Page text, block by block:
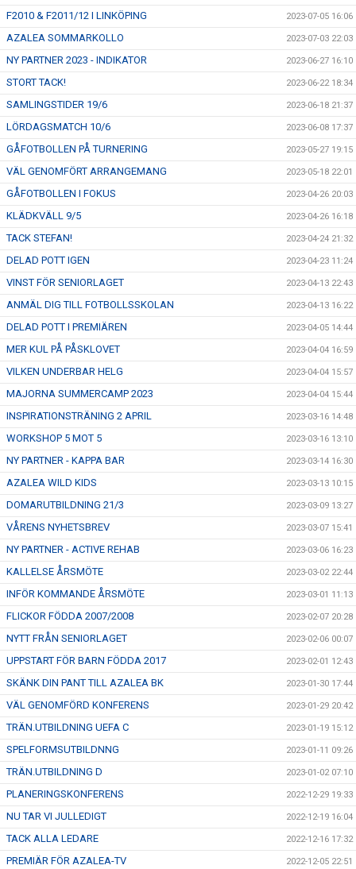
F2010 & F2011/12 I LINKÖPING 2023-07-05 16:06
AZALEA SOMMARKOLLO 2023-07-03 22:03
NY PARTNER 2023 - INDIKATOR 2023-06-27 16:10
STORT TACK! 2023-06-22 18:34
SAMLINGSTIDER 19/6 2023-06-18 21:37
LÖRDAGSMATCH 10/6 2023-06-08 17:37
GÅFOTBOLLEN PÅ TURNERING 2023-05-27 19:15
VÄL GENOMFÖRT ARRANGEMANG 2023-05-18 22:01
GÅFOTBOLLEN I FOKUS 2023-04-26 20:03
KLÄDKVÄLL 9/5 2023-04-26 16:18
TACK STEFAN! 2023-04-24 21:32
DELAD POTT IGEN 2023-04-23 11:24
VINST FÖR SENIORLAGET 2023-04-13 22:43
ANMÄL DIG TILL FOTBOLLSSKOLAN 2023-04-13 16:22
DELAD POTT I PREMIÄREN 2023-04-05 14:44
MER KUL PÅ PÅSKLOVET 2023-04-04 16:59
VILKEN UNDERBAR HELG 2023-04-04 15:57
MAJORNA SUMMERCAMP 2023 2023-04-04 15:44
INSPIRATIONSTRÄNING 2 APRIL 2023-03-16 14:48
WORKSHOP 5 MOT 5 2023-03-16 13:10
NY PARTNER - KAPPA BAR 2023-03-14 16:30
AZALEA WILD KIDS 2023-03-13 10:15
DOMARUTBILDNING 21/3 2023-03-09 13:27
VÅRENS NYHETSBREV 2023-03-07 15:41
NY PARTNER - ACTIVE REHAB 2023-03-06 16:23
KALLELSE ÅRSMÖTE 2023-03-02 22:44
INFÖR KOMMANDE ÅRSMÖTE 2023-03-01 11:13
FLICKOR FÖDDA 2007/2008 2023-02-07 20:28
NYTT FRÅN SENIORLAGET 2023-02-06 00:07
UPPSTART FÖR BARN FÖDDA 2017 2023-02-01 12:43
SKÄNK DIN PANT TILL AZALEA BK 2023-01-30 17:44
VÄL GENOMFÖRD KONFERENS 2023-01-29 20:42
TRÄN.UTBILDNING UEFA C 2023-01-19 15:12
SPELFORMSUTBILDNNG 2023-01-11 09:26
TRÄN.UTBILDNING D 2023-01-02 07:10
PLANERINGSKONFERENS 2022-12-29 19:33
NU TAR VI JULLEDIGT 2022-12-19 16:04
TACK ALLA LEDARE 2022-12-16 17:32
PREMIÄR FÖR AZALEA-TV 2022-12-05 22:51